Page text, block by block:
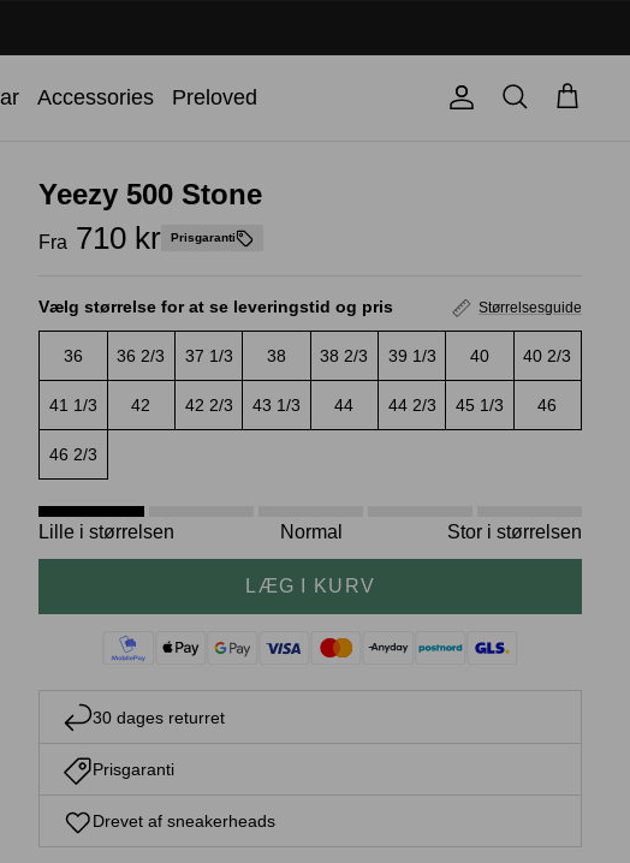
Accessories Preloved Konto
Søg
Kurv
Yeezy 500 Stone
Fra 710 kr Prisgaranti
Vælg størrelse for at se leveringstid og pris Størrelsesguide
36 36 2/3 37 1/3 38 38 2/3 39 1/3 40 40 2/3
41 1/3 42 42 2/3 43 1/3 44 44 2/3 45 1/3 46
46 2/3
Lille i størrelsen Normal Stor i størrelsen
LÆG I KURV
30 dages returret
Prisgaranti
Drevet af sneakerheads